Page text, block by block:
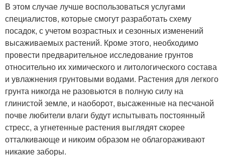
В этом случае лучше воспользоваться услугами
специалистов, которые смогут разработать схему
посадок, с учетом возрастных и сезонных изменений
высаживаемых растений. Кроме этого, необходимо
провести предварительное исследование грунтов
относительно их химического и литологического состава
и увлажнения грунтовыми водами. Растения для легкого
грунта никогда не разовьются в полную силу на
глинистой земле, и наоборот, высаженные на песчаной
почве любители влаги будут испытывать постоянный
стресс, а угнетенные растения выглядят скорее
отталкивающе и никоим образом не облагораживают
никакие заборы.